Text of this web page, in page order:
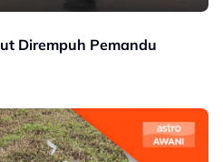
Dirempuh Pemandu